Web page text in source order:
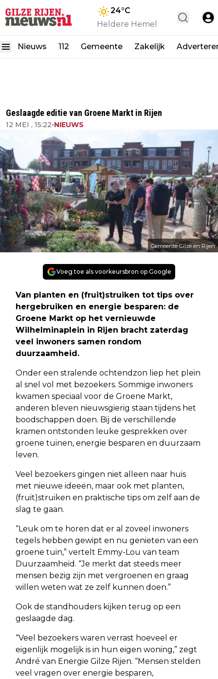
24°C
Heldere Hemel
Nieuws 112 Gemeente Zakelijk
Geslaagde editie van Groene Markt in Rijen
12 MEI , 15:22•NIEUWS
Gemeente Gilze en Rijen
Voeg toe als voorkeursbron op Google
Van planten en (fruit)struiken tot tips over
hergebruiken en energie besparen: de
Groene Markt op het vernieuwde
Wilhelminaplein in Rijen bracht zaterdag
veel inwoners samen rondom
duurzaamheid.
Onder een stralende ochtendzon liep het plein
al snel vol met bezoekers. Sommige inwoners
kwamen speciaal voor de Groene Markt,
anderen bleven nieuwsgierig staan tijdens het
boodschappen doen. Bij de verschillende
kramen ontstonden leuke gesprekken over
groene tuinen, energie besparen en duurzaam
leven.
Veel bezoekers gingen niet alleen naar huis
met nieuwe ideeën, maar ook met planten,
(fruit)struiken en praktische tips om zelf aan de
slag te gaan.
“Leuk om te horen dat er al zoveel inwoners
tegels hebben gewipt en nu genieten van een
groene tuin,” vertelt Emmy-Lou van team
Duurzaamheid. “Je merkt dat steeds meer
mensen bezig zijn met vergroenen en graag
willen weten wat ze zelf kunnen doen.”
Ook de standhouders kijken terug op een
geslaagde dag.
“Veel bezoekers waren verrast hoeveel er
eigenlijk mogelijk is in hun eigen woning,” zegt
André van Energie Gilze Rijen. “Mensen stelden
veel vragen over energie besparen,